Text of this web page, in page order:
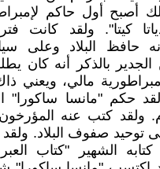
أصبح أول حاكم
كيتا". ولقد كانت
لأنه حافظ البلاد وعلى
الجدير بالذكر أنه كان
مالي، ويعني
حكم "مانسا ساكورا"
1308م. ولقد كتب عنه
توحيد صفوف البلاد.
الشهير "كتاب العبر